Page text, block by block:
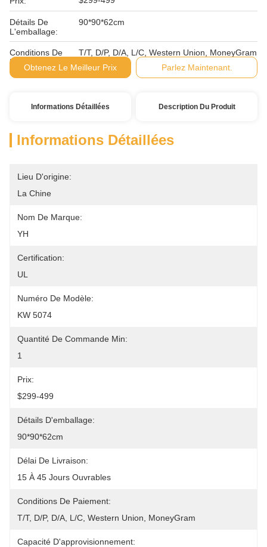
Détails De
L'emballage:
90*90*62cm
Conditions De
Paiement:
T/T, D/P, D/A, L/C, Western Union, MoneyGram
Obtenez Le Meilleur Prix
Parlez Maintenant.
Informations Détaillées Description Du Produit
Informations Détaillées
Lieu D'origine:
La Chine
Nom De Marque:
YH
Certification:
UL
Numéro De Modèle:
KW 5074
Quantité De Commande Min:
1
Prix:
$299-499
Détails D'emballage:
90*90*62cm
Délai De Livraison:
15 À 45 Jours Ouvrables
Conditions De Paiement:
T/T, D/P, D/A, L/C, Western Union, MoneyGram
Capacité D'approvisionnement: